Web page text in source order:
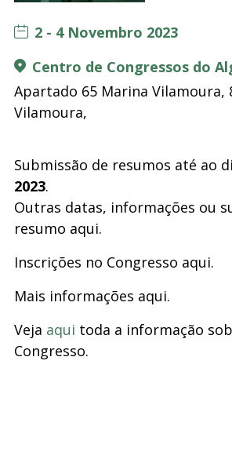
2 - 4 Novembro 2023
Centro de Congressos do
‍Apartado 65 Marina Vilamoura,
Vilamoura,
Submissão de resumos até ao
2023.
Outras datas, informações ou
resumo aqui.
Inscrições no Congresso aqui.
Mais informações aqui.
Veja aqui toda a informação
Congresso.